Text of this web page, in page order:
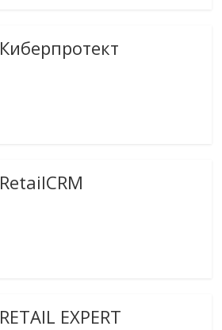
Киберпротект
RetailCRM
RETAIL EXPERT